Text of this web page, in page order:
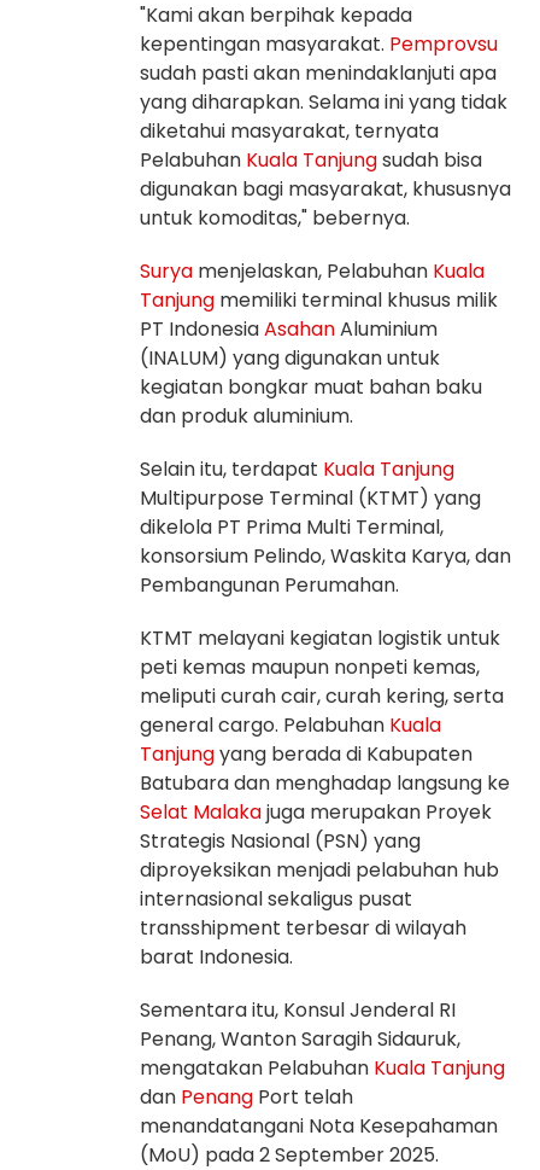
"Kami akan berpihak kepada
kepentingan masyarakat. Pemprovsu
sudah pasti akan menindaklanjuti apa
yang diharapkan. Selama ini yang tidak
diketahui masyarakat, ternyata
Pelabuhan Kuala Tanjungsudah bisa
digunakan bagi masyarakat, khususnya
untuk komoditas," bebernya.
Surya menjelaskan, Pelabuhan Kuala
Tanjung memiliki terminal khusus milik
PT IndonesiaAsahanAluminium
(INALUM) yang digunakan untuk
kegiatan bongkar muat bahan baku
dan produk aluminium.
Selain itu, terdapat Kuala Tanjung
Multipurpose Terminal (KTMT) yang
dikelola PT Prima Multi Terminal,
konsorsium Pelindo, Waskita Karya, dan
Pembangunan Perumahan.
KTMT melayani kegiatan logistik untuk
peti kemas maupun nonpeti kemas,
meliputi curah cair, curah kering, serta
general cargo. Pelabuhan Kuala
Tanjungyang berada di Kabupaten
Batubara dan menghadap langsung ke
Selat Malakajuga merupakan Proyek
Strategis Nasional (PSN) yang
diproyeksikan menjadi pelabuhan hub
internasional sekaligus pusat
transshipment terbesar di wilayah
barat Indonesia.
Sementara itu, Konsul Jenderal RI
Penang, Wanton Saragih Sidauruk,
mengatakan Pelabuhan Kuala Tanjung
dan Penang Port telah
menandatangani Nota Kesepahaman
(MoU) pada 2 September 2025.